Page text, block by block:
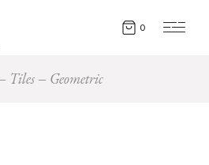
0
Tiles Geometric